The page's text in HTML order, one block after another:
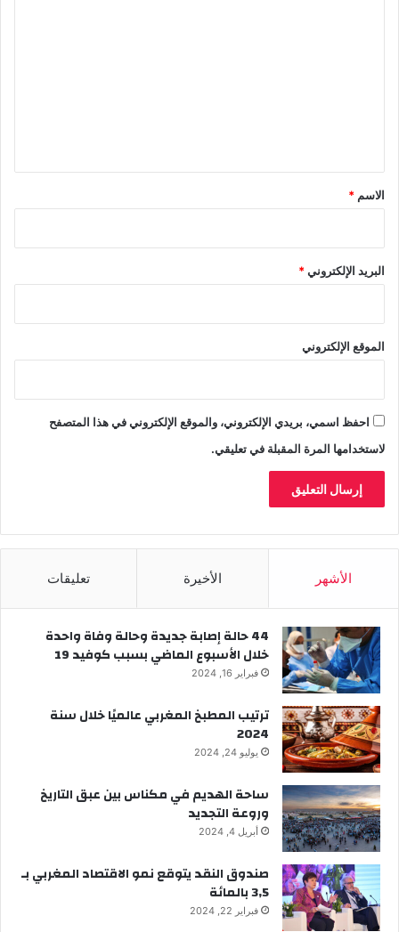
*
الاسم *
البريد الإلكتروني*
الموقع الإلكتروني
احفظ اسمي، بريدي الإلكتروني، والموقع الإلكتروني في هذا المتصفح
لاستخدامها المرة المقبلة في تعليقي.
الأشهر الأخيرة تعليقات
44 حالة إصابة جديدة وحالة وفاة واحدة
خلال الأسبوع الماضي بسبب كوفيد 19
فبراير 16, 2024
ترتيب المطبخ المغربي عالميًا خلال سنة
2024
يوليو 24, 2024
ساحة الهديم في مكناس بين عبق التاريخ
وروعة التجديد
أبريل 4, 2024
صندوق النقد يتوقع نمو الاقتصاد المغربي بـ
3,5 بالمائة
فبراير 22, 2024